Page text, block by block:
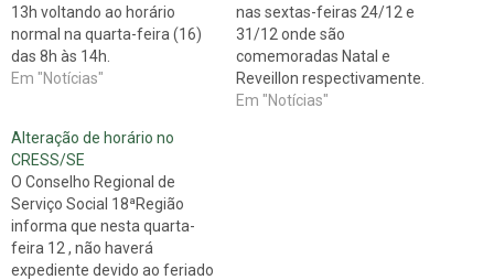
13h voltando ao horário
normal na quarta-feira (16)
das 8h às 14h.
Em "Notícias"
nas sextas-feiras 24/12 e
31/12 onde são
comemoradas Natal e
Reveillon respectivamente.
Voltando ao seu horário de
Em "Notícias"
Alteração de horário no
CRESS/SE
O Conselho Regional de
Serviço Social 18ªRegião
informa que nesta quarta-
feira 12 , não haverá
expediente devido ao feriado